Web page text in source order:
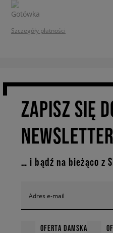
Szczegóły płatności
ZAPISZ SIĘ
… i bądź na bieżąco z
Adres e-mail
OFERTA DAMSKA